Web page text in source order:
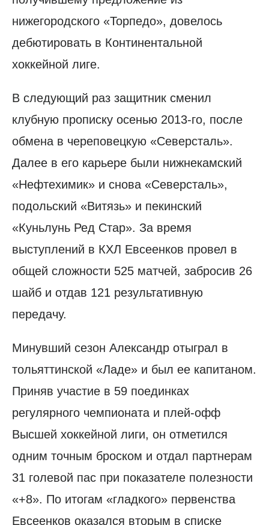
нижегородского «Торпедо», довелось
дебютировать в Континентальной
хоккейной лиге.
В следующий раз защитник сменил
клубную прописку осенью 2013-го, после
обмена в череповецкую «Северсталь».
Далее в его карьере были нижнекамский
«Нефтехимик» и снова «Северсталь»,
подольский «Витязь» и пекинский
«Куньлунь Ред Стар». За время
выступлений в КХЛ Евсеенков провел в
общей сложности 525 матчей, забросив 26
шайб и отдав 121 результативную
передачу.
Минувший сезон Александр отыграл в
тольяттинской «Ладе» и был ее капитаном.
Приняв участие в 59 поединках
регулярного чемпионата и плей-офф
Высшей хоккейной лиги, он отметился
одним точным броском и отдал партнерам
31 голевой пас при показателе полезности
«+8». По итогам «гладкого» первенства
Евсеенков оказался вторым в списке